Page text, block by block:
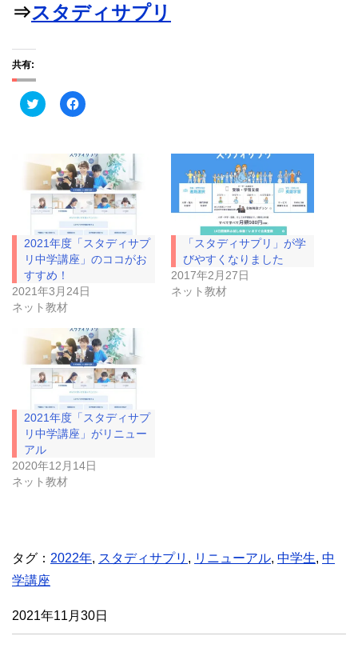
⇒スタディサプリ
共有:
ク
リ
T
w
t
t
e
で
共
有
(
新
し
い
ウ
ド
ウ
で
開
き
ま
す
)
F
a
o
o
k
で
共
有
す
る
に
は
ク
リ
ク
し
だ
さ
い
(
新
し
い
ウ
ィ
ン
ド
開
き
2021年度「スタディサプ
リ中学講座」のココがお
すすめ！
2021年3月24日
ネット教材
「スタディサプリ」が学
びやすくなりました
2017年2月27日
ネット教材
2021年度「スタディサプ
リ中学講座」がリニュー
アル
2020年12月14日
ネット教材
タグ： 2022年, スタディサプリ , リニューアル, 中学生, 中
学講座
2021年11月30日